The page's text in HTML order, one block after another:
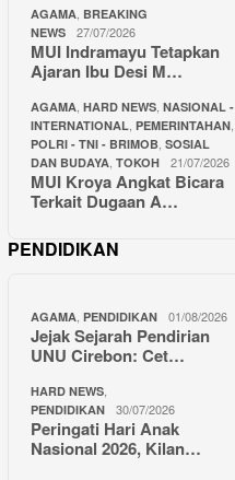
AGAMA BREAKING
NEWS
27/07/2026
MUI Indramayu Tetapkan
Ajaran Ibu Desi M…
AGAMA HARD NEWS NASIONAL -
INTERNATIONAL PEMERINTAHAN
POLRI - TNI - BRIMOB SOSIAL
DAN BUDAYA TOKOH 21/07/2026
MUI Kroya Angkat Bicara
Terkait Dugaan A…
PENDIDIKAN
AGAMA PENDIDIKAN 01/08/2026
Jejak Sejarah Pendirian
UNU Cirebon: Cet…
HARD NEWS
PENDIDIKAN 30/07/2026
Peringati Hari Anak
Nasional 2026, Kilan…